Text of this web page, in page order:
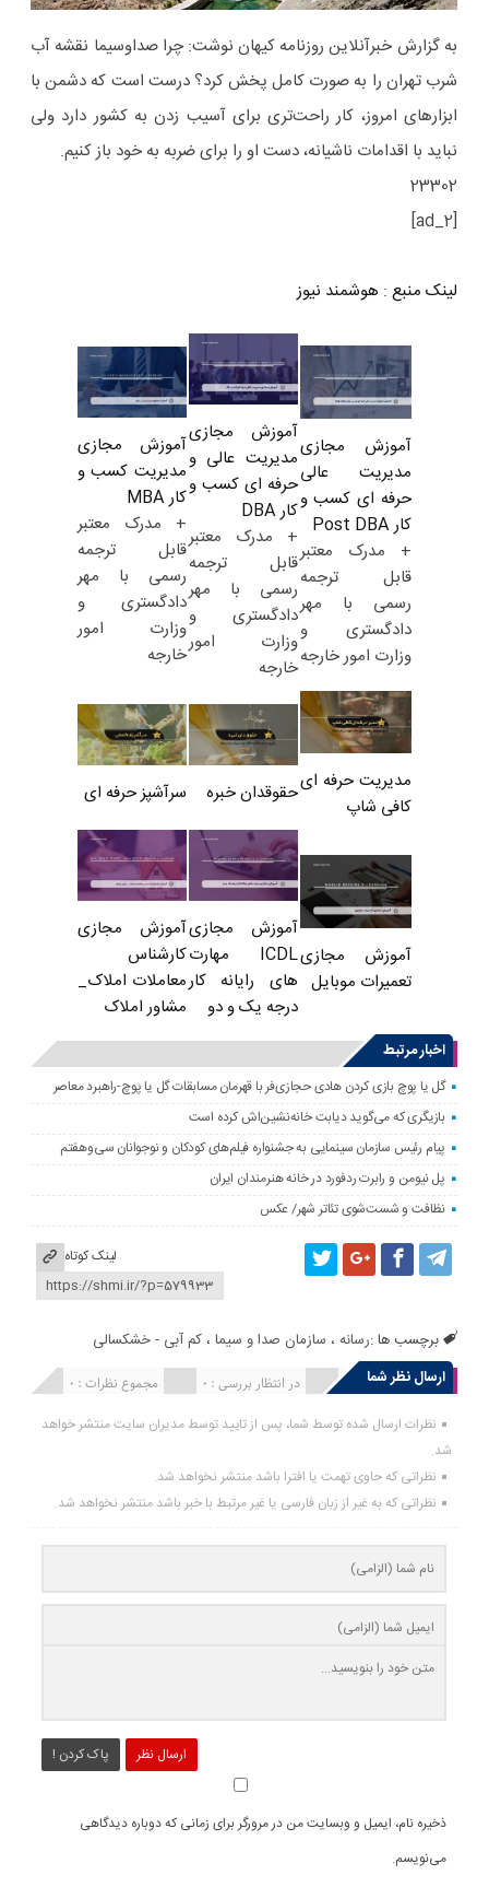
به گزارش خبرآنلاین روزنامه کیهان نوشت: چرا صداوسیما نقشه آب‌
شرب تهران را به صورت کامل پخش کرد؟ درست است که دشمن با
ابزارهای امروز، کار راحت‌تری برای آسیب ‌زدن به کشور دارد ولی
نباید با اقدامات ناشیانه، دست او را برای ضربه به خود باز کنیم.
23302
[ad_2]
لینک منبع : هوشمند نیوز
آموزش مجازی
مدیریت عالی
حرفه ای کسب و
کار Post DBA
+ مدرک معتبر
قابل ترجمه
رسمی با مهر
دادگستری و
وزارت امور خارجه
آموزش مجازی
مدیریت عالی و
حرفه ای کسب و
کار DBA
+ مدرک معتبر
قابل ترجمه
رسمی با مهر
دادگستری و
وزارت امور
خارجه
آموزش مجازی
مدیریت کسب و
کار MBA
+ مدرک معتبر
قابل ترجمه
رسمی با مهر
دادگستری و
وزارت امور
خارجه
مدیریت حرفه ای
کافی شاپ
حقوقدان خبره سرآشپز حرفه ای
آموزش مجازی
تعمیرات موبایل
آموزش مجازی
ICDL مهارت
های رایانه کار
درجه یک و دو
آموزش مجازی
کارشناس
معاملات املاک_
مشاور املاک
اخبار مرتبط
گل یا پوچ بازی کردن هادی حجازی‌فر با قهرمان مسابقات گل یا پوچ-راهبرد معاصر
بازیگری که می‌گوید دیابت خانه‌نشین‌اش کرده است
پیام رئیس سازمان سینمایی به جشنواره فیلم‌های کودکان و نوجوانان سی‌وهفتم
پل نیومن و رابرت ردفورد در خانه هنرمندان ایران
نظافت و شست‌شوی تئاتر شهر/ عکس
لینک کوتاه
برچسب ها :رسانه ، سازمان صدا و سیما ،کم آبی - خشکسالی
ارسال نظر شما
مجموع نظرات : 0 در انتظار بررسی : 0 انتشار یافته : 0
نظرات ارسال شده توسط شما، پس از تایید توسط مدیران سایت منتشر خواهد
شد.
نظراتی که حاوی تهمت یا افترا باشد منتشر نخواهد شد.
نظراتی که به غیر از زبان فارسی یا غیر مرتبط با خبر باشد منتشر نخواهد شد.
ارسال نظر پاک کردن !
ذخیره نام، ایمیل و وبسایت من در مرورگر برای زمانی که دوباره دیدگاهی
می‌نویسم.